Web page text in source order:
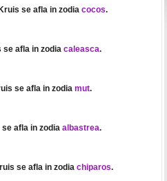
se afla in zodia cocos.
se afla in zodia caleasca.
se afla in zodia mut.
afla in zodia albastrea.
se afla in zodia chiparos.